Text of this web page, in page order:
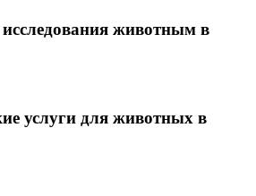
животным в
услуги для животных в